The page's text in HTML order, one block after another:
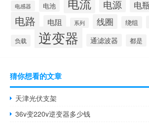
电感器 电池 电源 电
电路 电阻 系列 线圈 绕组
负载 逆变器 通滤波器 都是
猜你想看的文章
天津光伏支架
36v变220v逆变器多少钱